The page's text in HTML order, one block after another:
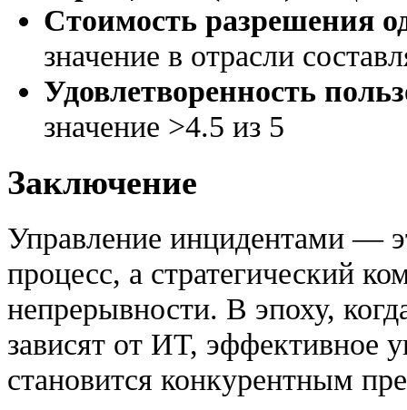
Стоимость разрешения
значение в отрасли
Удовлетворенность
значение >4.5 из 5
Заключение
Управление инцидентами —
процесс, а стратегический
непрерывности. В эпоху,
зависят от ИТ, эффективное
становится конкурентным